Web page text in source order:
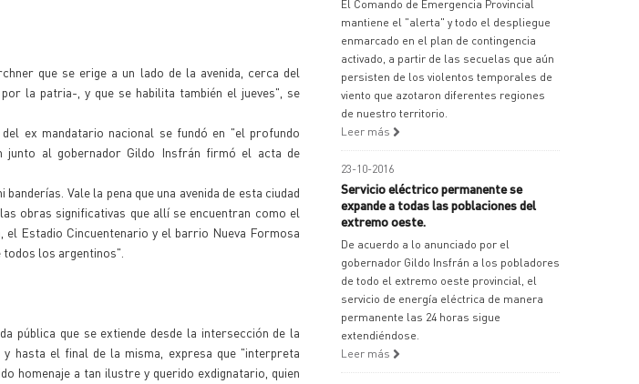
que se erige a un lado de la avenida, cerca del
la patria-, y que se habilita también el jueves", se
ex mandatario nacional se fundó en "el profundo
junto al gobernador Gildo Insfrán firmó el acta de
Vale la pena que una avenida de esta ciudad
obras significativas que allí se encuentran como el
Estadio Cincuentenario y el barrio Nueva Formosa
los argentinos".
pública que se extiende desde la intersección de la
hasta el final de la misma, expresa que "interpreta
homenaje a tan ilustre y querido exdignatario, quien
El Comando de Emergencia Provincial
mantiene el "alerta" y todo el despliegue
enmarcado en el plan de contingencia
activado, a partir de las secuelas que aún
persisten de los violentos temporales de
viento que azotaron diferentes regiones
de nuestro territorio.
Leer más
23-10-2016
Servicio eléctrico permanente se
expande a todas las poblaciones del
extremo oeste.
De acuerdo a lo anunciado por el
gobernador Gildo Insfrán a los pobladores
de todo el extremo oeste provincial, el
servicio de energía eléctrica de manera
permanente las 24 horas sigue
extendiéndose.
Leer más